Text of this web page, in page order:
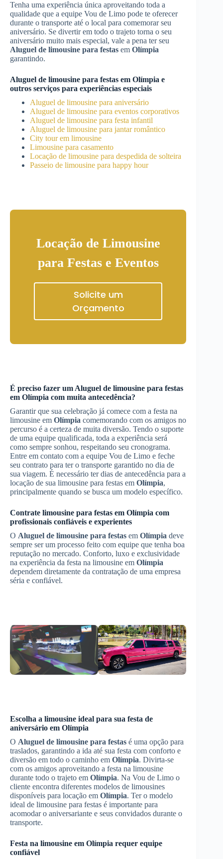
Tenha uma experiência única aproveitando toda a
qualidade que a equipe Vou de Limo pode te oferecer
durante o transporte até o local para comemorar seu
aniversário. Se divertir em todo o trajeto torna o seu
aniversário muito mais especial, vale a pena ter seu
Aluguel de limousine para festas em Olímpia
garantindo.
Aluguel de limousine para festas em Olímpia e
outros serviços para experiências especiais
Aluguel de limousine para aniversário
Aluguel de limousine para eventos corporativos
Aluguel de limousine para festa infantil
Aluguel de limousine para jantar romântico
City tour em limousine
Limousine para casamento
Locação de limousine para despedida de solteira
Passeio de limousine para happy hour
Locação de Limousine
para Festas e Eventos
Solicite um
Orçamento
É preciso fazer um Aluguel de limousine para festas
em Olímpia com muita antecedência?
Garantir que sua celebração já comece com a festa na
limousine em Olímpia comemorando com os amigos no
percurso é a certeza de muita diversão. Tendo o suporte
de uma equipe qualificada, toda a experiência será
como sempre sonhou, respeitando seu cronograma.
Entre em contato com a equipe Vou de Limo e feche
seu contrato para ter o transporte garantido no dia de
sua viagem. É necessário ter dias de antecedência para a
locação de sua limousine para festas em Olímpia,
principalmente quando se busca um modelo específico.
Contrate limousine para festas em Olímpia com
profissionais confiáveis e experientes
O Aluguel de limousine para festas em Olímpia deve
sempre ser um processo feito com equipe que tenha boa
reputação no mercado. Conforto, luxo e exclusividade
na experiência da festa na limousine em Olímpia
dependem diretamente da contratação de uma empresa
séria e confiável.
Escolha a limousine ideal para sua festa de
aniversário em Olímpia
O Aluguel de limousine para festas é uma opção para
traslados, garantindo a ida até sua festa com conforto e
diversão em todo o caminho em Olímpia. Divirta-se
com os amigos aproveitando a festa na limousine
durante todo o trajeto em Olímpia. Na Vou de Limo o
cliente encontra diferentes modelos de limousines
disponíveis para locação em Olímpia. Ter o modelo
ideal de limousine para festas é importante para
acomodar o aniversariante e seus convidados durante o
transporte.
Festa na limousine em Olímpia requer equipe
confiável